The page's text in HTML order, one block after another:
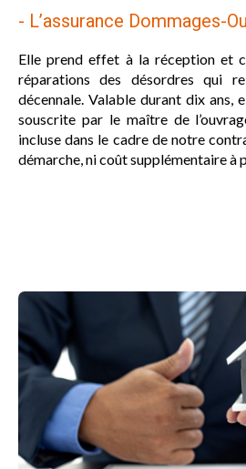
- L’assurance Dommages-
Elle prend effet à la réception et
réparations des désordres qui
décennale. Valable durant dix ans,
souscrite par le maître de
incluse dans le cadre de notre
démarche, ni coût supplémentaire à